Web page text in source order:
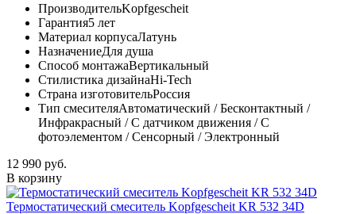
ПроизводительKopfgescheit
Гарантия5 лет
Материал корпусаЛатунь
НазначениеДля душа
Способ монтажаВертикальный
Стилистика дизайнаHi-Tech
Страна изготовительРоссия
Тип смесителяАвтоматический / Бесконтактный /
Инфракрасный / С датчиком движения / С
фотоэлементом / Сенсорный / Электронный
12 990 руб.
В корзину
Термостатический смеситель Kopfgescheit KR 532 34D